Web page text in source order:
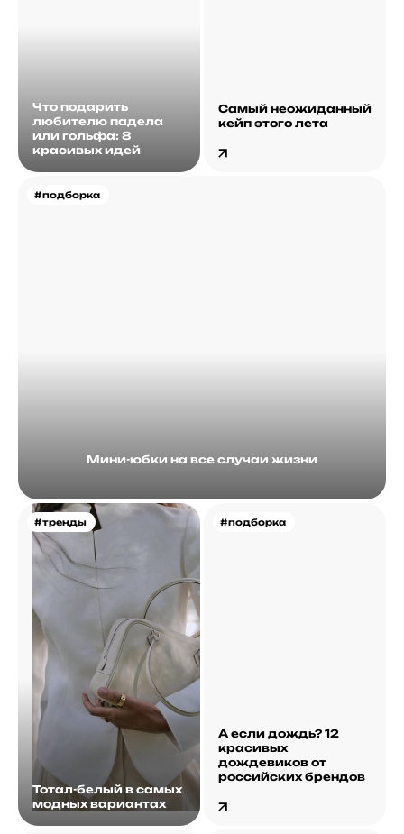
Что подарить
любителю падела
или гольфа: 8
красивых идей
#подборка
Мини-юбки на все случаи жизни
Самый неожиданный
кейп этого лета
#тренды
Тотал-белый в самых
модных вариантах
#подборка
А если дождь? 12
красивых
дождевиков от
российских брендов